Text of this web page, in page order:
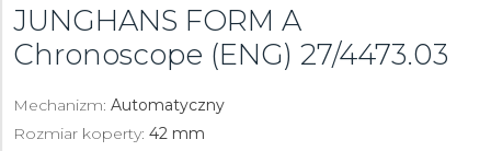
JUNGHANS FORM A
Chronoscope (ENG) 27/4473.03
Mechanizm: Automatyczny
Rozmiar koperty: 42 mm